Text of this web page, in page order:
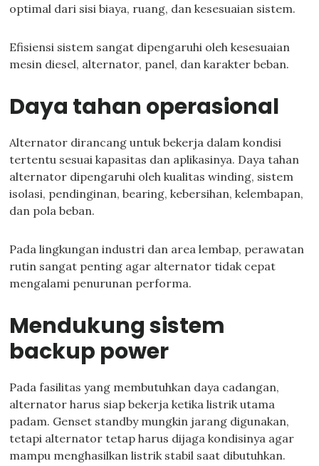
optimal dari sisi biaya, ruang, dan kesesuaian sistem.
Efisiensi sistem sangat dipengaruhi oleh kesesuaian
mesin diesel, alternator, panel, dan karakter beban.
Daya tahan operasional
Alternator dirancang untuk bekerja dalam kondisi
tertentu sesuai kapasitas dan aplikasinya. Daya tahan
alternator dipengaruhi oleh kualitas winding, sistem
isolasi, pendinginan, bearing, kebersihan, kelembapan,
dan pola beban.
Pada lingkungan industri dan area lembap, perawatan
rutin sangat penting agar alternator tidak cepat
mengalami penurunan performa.
Mendukung sistem
backup power
Pada fasilitas yang membutuhkan daya cadangan,
alternator harus siap bekerja ketika listrik utama
padam. Genset standby mungkin jarang digunakan,
tetapi alternator tetap harus dijaga kondisinya agar
mampu menghasilkan listrik stabil saat dibutuhkan.